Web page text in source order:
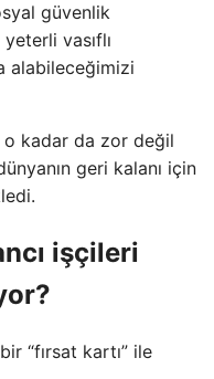
güvenlik
vasıflı
alabileceğimizi
o kadar da zor değil
geri kalanı için
işçileri
“fırsat kartı” ile